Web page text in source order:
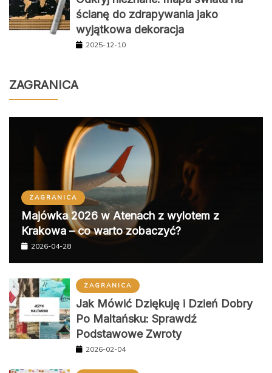
wyjątkowa dekoracja
2025-12-10
ZAGRANICA
Majówka 2026 w Atenach z wylotem z
Krakowa – co warto zobaczyć?
2026-04-28
Jak Mówić Dziękuję i Dzień Dobry
Po Maltańsku: Sprawdź
Podstawowe Zwroty
2026-02-04